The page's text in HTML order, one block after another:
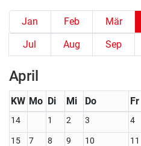
Jan Feb Mär
Jul
Aug Sep
April
KW Mo Di Mi Do Fr
14 1 2 3 4
15 7 8 9 10 11